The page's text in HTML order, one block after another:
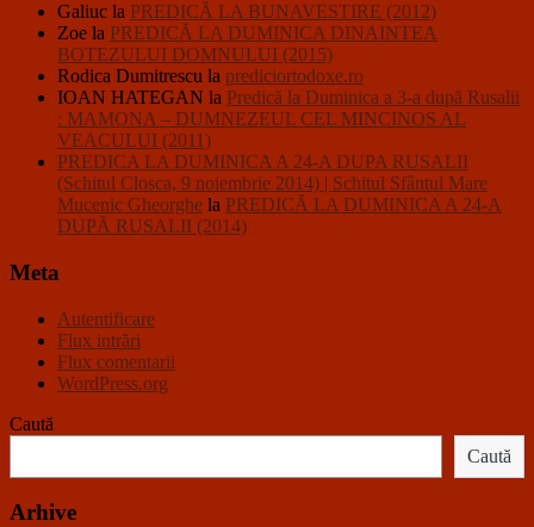
Galiuc la PREDICĂ LA BUNAVESTIRE (2012)
Zoe la PREDICĂ LA DUMINICA DINAINTEA
BOTEZULUI DOMNULUI (2015)
Rodica Dumitrescu la prediciortodoxe.ro
IOAN HATEGAN la Predică la Duminica a 3-a după Rusalii
: MAMONA – DUMNEZEUL CEL MINCINOS AL
VEACULUI (2011)
PREDICA LA DUMINICA A 24-A DUPA RUSALII
(Schitul Closca, 9 noiembrie 2014) | Schitul Sfântul Mare
Mucenic Gheorghe la PREDICĂ LA DUMINICA A 24-A
DUPĂ RUSALII (2014)
Meta
Autentificare
Flux intrări
Flux comentarii
WordPress.org
Caută
Caută
Arhive